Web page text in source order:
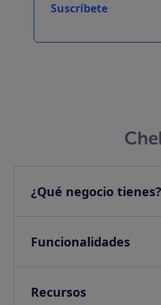
Suscríbete
¿Qué negocio tienes?
Hoteles
Funcionalidades
Check-in presencial
Recursos